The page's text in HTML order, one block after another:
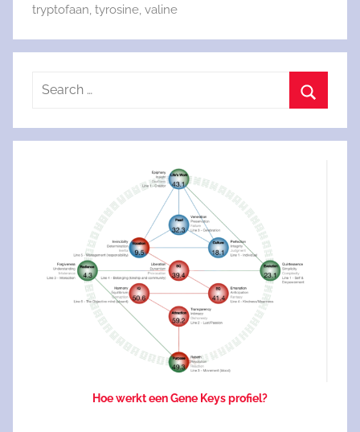
tryptofaan, tyrosine, valine
Search
Hoe werkt een Gene Keys profiel?